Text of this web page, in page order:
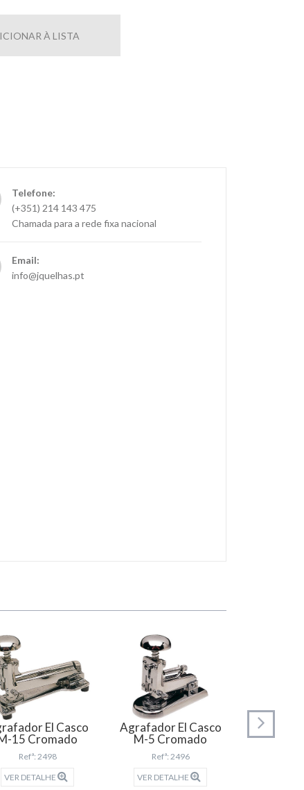
À LISTA
Telefone:
(+351) 214 143 475
Chamada para a rede fixa nacional
Email:
info@jquelhas.pt
El Casco
15 Cromado
Refª: 2498
VER DETALHE
Agrafador El Casco
M-5 Cromado
Refª: 2496
VER DETALHE